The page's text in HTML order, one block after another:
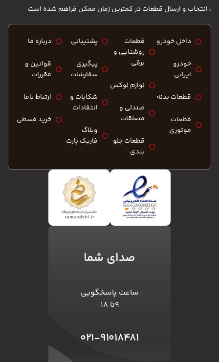
، انتخاب و ارسال قطعات در کمترین زمان ممکن فراهم شده است
داخل خودرو
خودرو
ایرانی
قطعات بدنه
قطعات
موتوری
قطعات
روشنایی و
برقی
لوازم لوکس
صندلی و
متعلقات
قطعات جلو
بندی
پشتیبانی
پیگیری
سفارشات
شکایات و
انتقادات
وبلاگ
فاریک پارت
درباره ما
قوانین و
مقررات
ارتباط باما
خرید قسطی
صدای شما
ساعت پاسخگویی
۹تا ۱۸
۰۲۱-۹۱۰۱۸۴۸۱